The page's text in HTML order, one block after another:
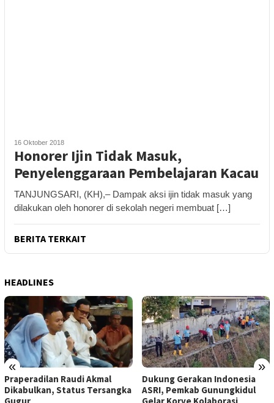
16 Oktober 2018
Honorer Ijin Tidak Masuk,
Penyelenggaraan Pembelajaran Kacau
TANJUNGSARI, (KH),– Dampak aksi ijin tidak masuk yang
dilakukan oleh honorer di sekolah negeri membuat […]
BERITA TERKAIT
HEADLINES
« »
Dukung Gerakan Indonesia
ASRI, Pemkab Gunungkidul
Pemkab Gunungkidul Dorong
Tol Tembus Nglanggeran,